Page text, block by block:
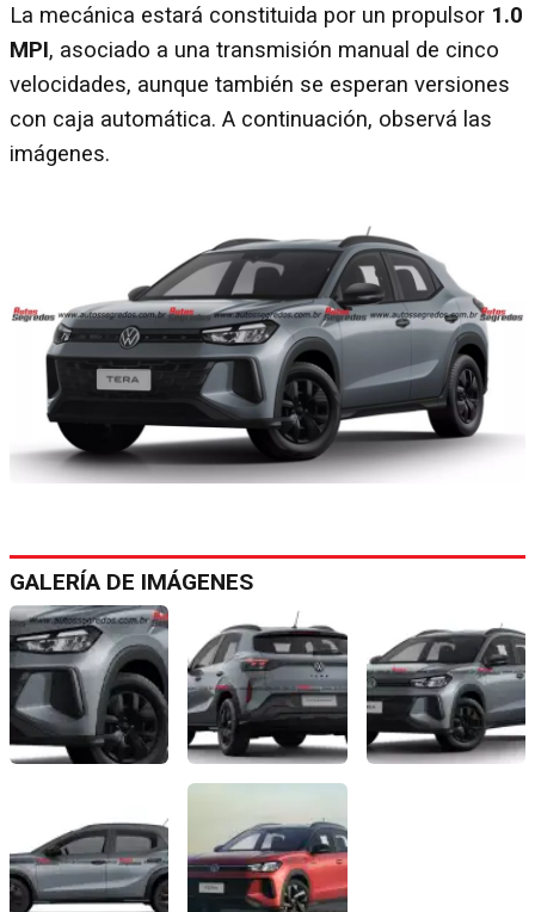
La mecánica estará constituida por un propulsor 1.0
MPI, asociado a una transmisión manual de cinco
velocidades, aunque también se esperan versiones
con caja automática. A continuación, observá las
imágenes.
GALERÍA DE IMÁGENES